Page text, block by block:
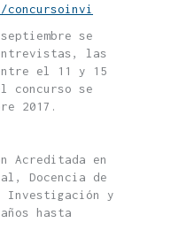
se
las
el 11 y 15
concurso se
2017.
Acreditada en
Docencia de
Investigación y
hasta